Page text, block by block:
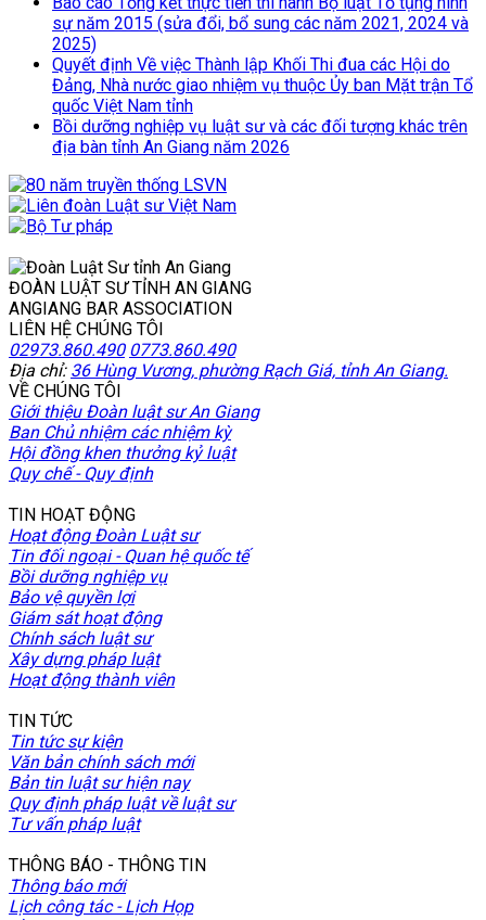
sự năm 2015 (sửa đổi, bổ sung các năm 2021, 2024 và
2025)
Quyết định Về việc Thành lập Khối Thi đua các Hội do
Đảng, Nhà nước giao nhiệm vụ thuộc Ủy ban Mặt trận Tổ
quốc Việt Nam tỉnh
Bồi dưỡng nghiệp vụ luật sư và các đối tượng khác trên
địa bàn tỉnh An Giang năm 2026
ĐOÀN LUẬT SƯ TỈNH AN GIANG
ANGIANG BAR ASSOCIATION
LIÊN HỆ CHÚNG TÔI
02973.860.490 0773.860.490
Địa chỉ: 36 Hùng Vương, phường Rạch Giá, tỉnh An Giang.
VỀ CHÚNG TÔI
Giới thiệu Đoàn luật sư An Giang
Ban Chủ nhiệm các nhiệm kỳ
Hội đồng khen thưởng kỷ luật
Quy chế - Quy định
TIN HOẠT ĐỘNG
Hoạt động Đoàn Luật sư
Tin đối ngoại - Quan hệ quốc tế
Bồi dưỡng nghiệp vụ
Bảo vệ quyền lợi
Giám sát hoạt động
Chính sách luật sư
Xây dựng pháp luật
Hoạt động thành viên
TIN TỨC
Tin tức sự kiện
Văn bản chính sách mới
Bản tin luật sư hiện nay
Quy định pháp luật về luật sư
Tư vấn pháp luật
THÔNG BÁO - THÔNG TIN
Thông báo mới
Lịch công tác - Lịch Họp